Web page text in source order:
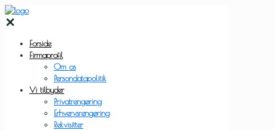
✕
Forside
Firmaprofil
Om os
Persondatapolitik
Vi tilbyder
Privatrengøring
Erhvervsrengøring
Rekvisitter